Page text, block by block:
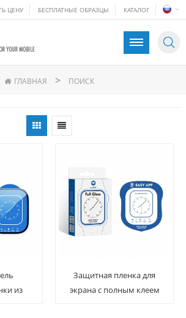
ЦЕНУ БЕСПЛАТНЫЕ ОБРАЗЦЫ КАТАЛОГ
ГЛАВНАЯ > ПОИСК
из
Защитная пленка для
экрана с полным клеем